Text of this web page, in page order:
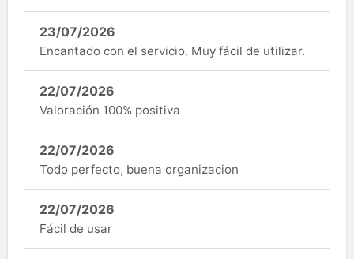
23/07/2026
Encantado con el servicio. Muy fácil de utilizar.
22/07/2026
Valoración 100% positiva
22/07/2026
Todo perfecto, buena organizacion
22/07/2026
Fácil de usar